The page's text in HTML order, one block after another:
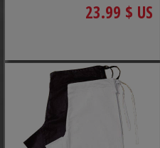
23.99 $ US